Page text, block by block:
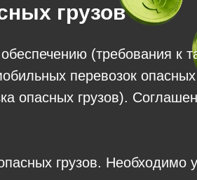
грузов
(требования к
перевозок опасных
опасных грузов).
грузов. Необходимо